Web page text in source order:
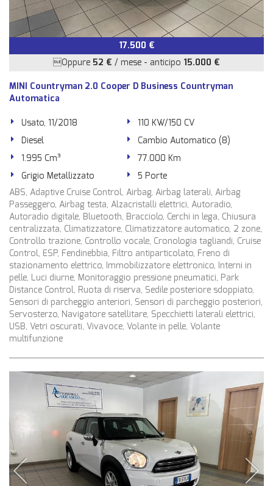
17.500 €
Oppure 52 € / mese - anticipo 15.000 €
MINI Countryman 2.0 Cooper D Business Countryman
Automatica
Usato, 11/2018
110 KW/150 CV
Diesel
Cambio Automatico (8)
1.995 Cm³
77.000 Km
Grigio Metallizzato
5 Porte
ABS, Adaptive Cruise Control, Airbag, Airbag laterali, Airbag
Passeggero, Airbag testa, Alzacristalli elettrici, Autoradio,
Autoradio digitale, Bluetooth, Bracciolo, Cerchi in lega, Chiusura
centralizzata, Climatizzatore, Climatizzatore automatico, 2 zone,
Controllo trazione, Controllo vocale, Cronologia tagliandi, Cruise
Control, ESP, Fendinebbia, Filtro antiparticolato, Freno di
stazionamento elettrico, Immobilizzatore elettronico, Interni in
pelle, Luci diurne, Monitoraggio pressione pneumatici, Park
Distance Control, Ruota di riserva, Sedile posteriore sdoppiato,
Sensori di parcheggio anteriori, Sensori di parcheggio posteriori,
Servosterzo, Navigatore satellitare, Specchietti laterali elettrici,
USB, Vetri oscurati, Vivavoce, Volante in pelle, Volante
multifunzione